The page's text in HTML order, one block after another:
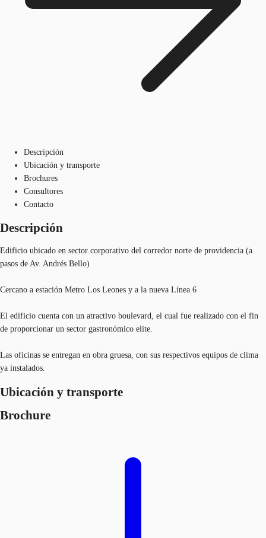
Descripción
Ubicación y transporte
Brochures
Consultores
Contacto
Descripción
Edificio ubicado en sector corporativo del corredor norte de providencia (a
pasos de Av. Andrés Bello)
Cercano a estación Metro Los Leones y a la nueva Línea 6
El edificio cuenta con un atractivo boulevard, el cual fue realizado con el fin
de proporcionar un sector gastronómico elite.
Las oficinas se entregan en obra gruesa, con sus respectivos equipos de clima
ya instalados.
Ubicación y transporte
Brochure